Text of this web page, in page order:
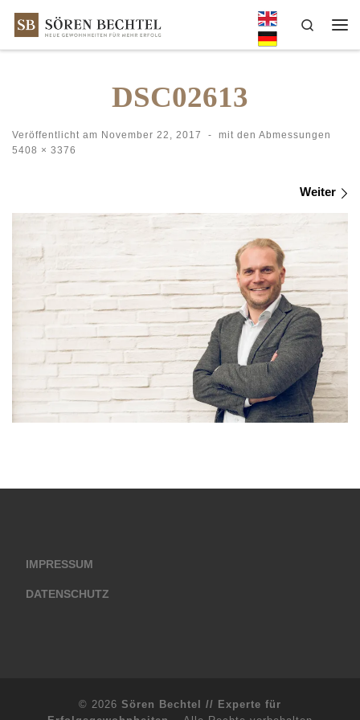
Zum Inhalt springen
Search
DSC02613
Veröffentlicht am November 22, 2017 -
mit den Abmessungen
5408 × 3376
Weiter
IMPRESSUM
DATENSCHUTZ
© 2026 Sören Bechtel // Experte für